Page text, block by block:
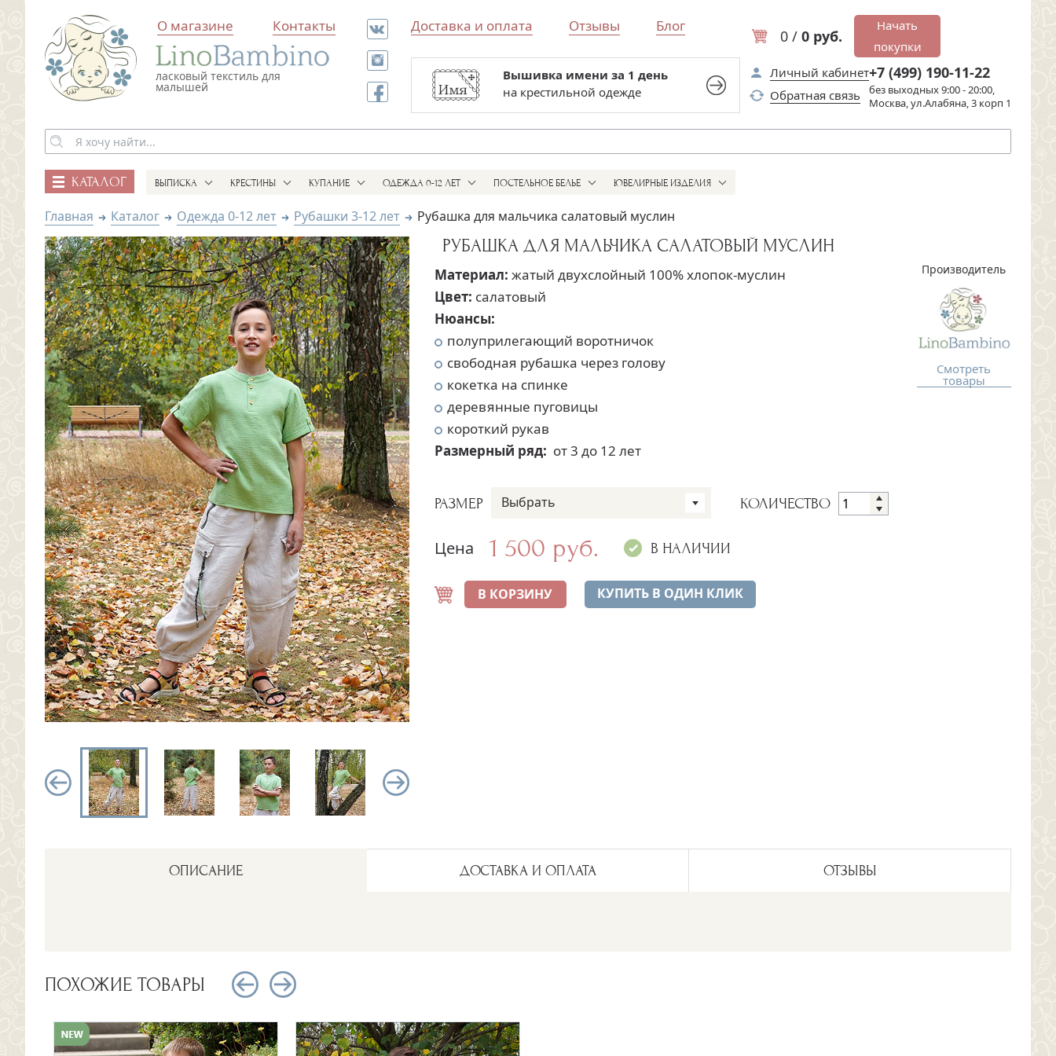
ласковый текстиль для
малышей
О магазине Контакты Доставка и оплата Отзывы Блог
0 / 0 руб.
Начать
покупки
Все для выписки и крестин
в одном магазине
Вышивка имени за 1 день
на крестильной одежде
Личный кабинет
Обратная связь
+7 (499) 190-11-22
без выходных 9:00 - 20:00,
Москва, ул.Алабяна, 3 корп 1
КАТАЛОГ ВЫПИСКА КРЕСТИНЫ КУПАНИЕ ОДЕЖДА 0-12 ЛЕТ ПОСТЕЛЬНОЕ БЕЛЬЕ ЮВЕЛИРНЫЕ ИЗДЕЛИЯ
Главная Каталог Одежда 0-12 лет Рубашки 3-12 лет Рубашка для мальчика салатовый муслин
РУБАШКА ДЛЯ МАЛЬЧИКА САЛАТОВЫЙ МУСЛИН
Материал: жатый двухслойный 100% хлопок-муслин
Цвет: салатовый
Нюансы:
полуприлегающий воротничок
свободная рубашка через голову
кокетка на спинке
деревянные пуговицы
короткий рукав
Размерный ряд: от 3 до 12 лет
Производитель
Смотреть
товары
РАЗМЕР Выбрать КОЛИЧЕСТВО
Цена 1 500 руб. В НАЛИЧИИ
В КОРЗИНУ КУПИТЬ В ОДИН КЛИК
ОПИСАНИЕ ДОСТАВКА И ОПЛАТА ОТЗЫВЫ
ПОХОЖИЕ ТОВАРЫ